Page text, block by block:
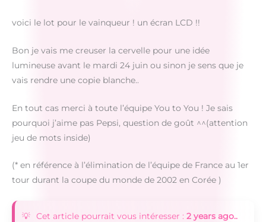
voici le lot pour le vainqueur ! un écran LCD !!
Bon je vais me creuser la cervelle pour une idée
lumineuse avant le mardi 24 juin ou sinon je sens que je
vais rendre une copie blanche..
En tout cas merci à toute l’équipe You to You ! Je sais
pourquoi j’aime pas Pepsi, question de goût ^^(attention
jeu de mots inside)
(* en référence à l’élimination de l’équipe de France au 1er
tour durant la coupe du monde de 2002 en Corée )
Cet article pourrait vous intéresser : 2 years ago..